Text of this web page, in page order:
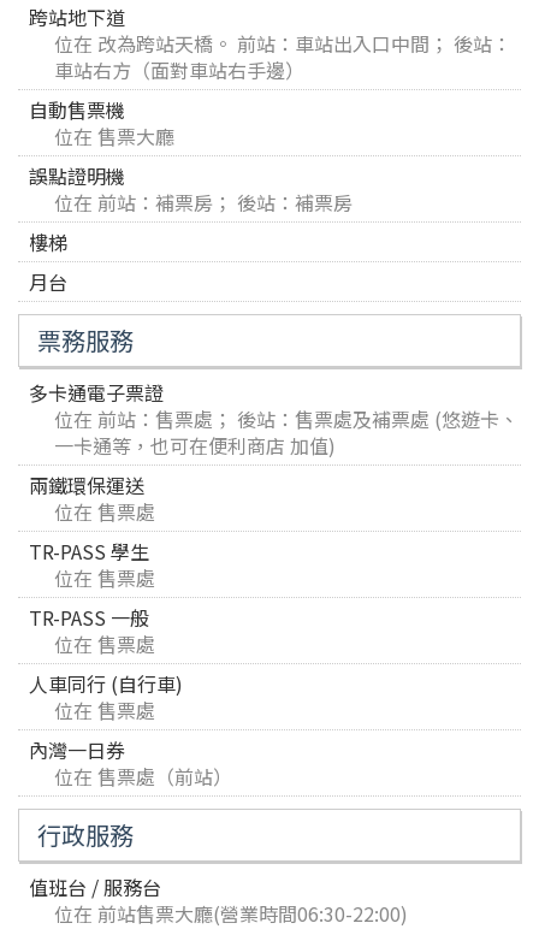
跨站地下道
位在 改為跨站天橋。 前站：車站出入口中間； 後站：
車站右方（面對車站右手邊）
自動售票機
位在 售票大廳
誤點證明機
位在 前站：補票房； 後站：補票房
樓梯
月台
票務服務
多卡通電子票證
位在 前站：售票處； 後站：售票處及補票處 (悠遊卡、
一卡通等，也可在便利商店 加值)
兩鐵環保運送
位在 售票處
TR-PASS 學生
位在 售票處
TR-PASS 一般
位在 售票處
人車同行 (自行車)
位在 售票處
內灣一日券
位在 售票處（前站）
行政服務
值班台 / 服務台
位在 前站售票大廳(營業時間06:30-22:00)